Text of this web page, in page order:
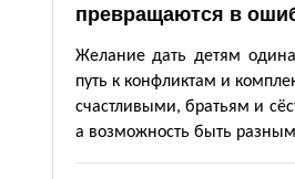
превращаются в
Желание дать детям
путь к конфликтам и
счастливыми, братьям и
а возможность быть